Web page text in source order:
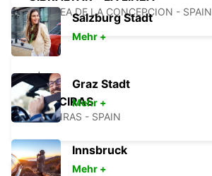
LA LINEA DE LA CONCEPCION - SPAIN
ALGECIRAS
ALGECIRAS - SPAIN
Salzburg Stadt
Mehr +
Graz Stadt
Mehr +
Innsbruck
Mehr +